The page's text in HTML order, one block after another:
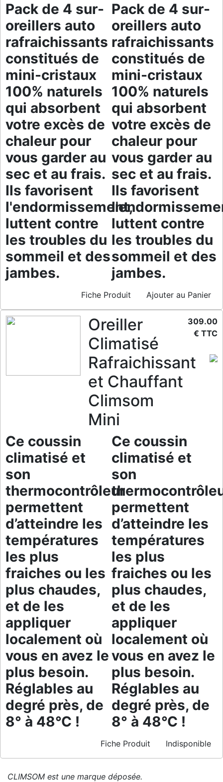
Pack de 4 sur-
oreillers auto
rafraichissants
constitués de
mini-cristaux
100% naturels
qui absorbent
votre excès de
chaleur pour
vous garder au
sec et au frais.
Ils favorisent
l'endormissement,
luttent contre
les troubles du
sommeil et des
jambes.
Pack de 4 sur-
oreillers auto
rafraichissants
constitués de
mini-cristaux
100% naturels
qui absorbent
votre excès de
chaleur pour
vous garder au
sec et au frais.
Ils favorisent
luttent contre
les troubles du
sommeil et des
jambes.
Fiche Produit Ajouter au Panier
Oreiller
Climatisé
Rafraichissant
et Chauffant
Climsom
Mini
Ce coussin
climatisé et
son
thermocontrôleur
permettent
d’atteindre les
températures
les plus
fraiches ou les
plus chaudes,
et de les
appliquer
localement où
vous en avez le
plus besoin.
Réglables au
degré près, de
8° à 48°C !
Ce coussin
climatisé et
son
permettent
d’atteindre les
températures
les plus
fraiches ou les
plus chaudes,
et de les
appliquer
localement où
vous en avez le
plus besoin.
Réglables au
degré près, de
8° à 48°C !
309.00
€ TTC
Fiche Produit Indisponible
CLIMSOM est une marque déposée.